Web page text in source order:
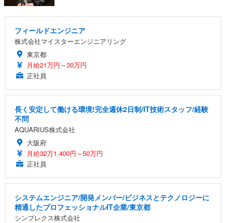
フィールドエンジニア
株式会社マイスターエンジニアリング
東京都
月給21万円～30万円
正社員
長く安定して働ける環境!完全週休2日制/IT技術スタッフ/経験
不問
AQUARIUS株式会社
大阪府
月給32万1,400円～50万円
正社員
システムエンジニア/開発メンバー/ビジネスとテクノロジーに
精通したプロフェッショナルIT企業/東京都
シンプレクス株式会社